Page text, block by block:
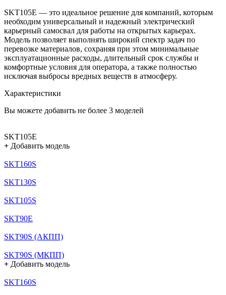
SKT105E — это идеальное решение для компаний, которым
необходим универсальный и надежный электрический
карьерный самосвал для работы на открытых карьерах.
Модель позволяет выполнять широкий спектр задач по
перевозке материалов, сохраняя при этом минимальные
эксплуатационные расходы, длительный срок службы и
комфортные условия для оператора, а также полностью
исключая выбросы вредных веществ в атмосферу.
Характеристики
Вы можете добавить не более 3 моделей
SKT105E
+ Добавить модель
SKT160S
SKT130S
SKT105S
SKT90E
SKT90S (АКПП)
SKT90S (МКПП)
+ Добавить модель
SKT160S